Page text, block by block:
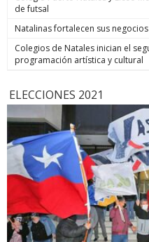
de futsal
Natalinas fortalecen sus
Colegios de Natales inician el
programación artística y cultural
ELECCIONES 2021